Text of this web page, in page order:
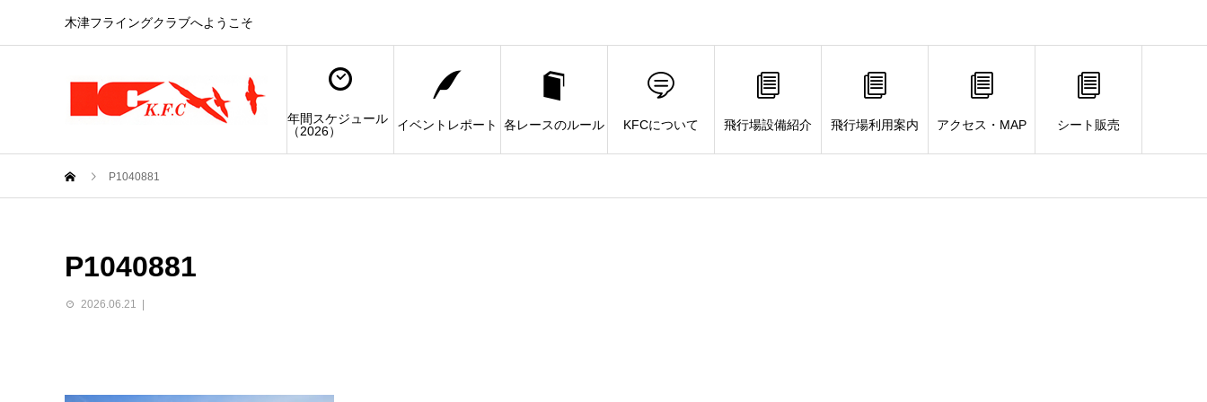
木津フライングクラブへようこそ
年間スケジュール
（2026）
イベントレポート 各レースのルール KFCについて 飛行場設備紹介 飛行場利用案内 アクセス・MAP シート販売
P1040881
P1040881
2026.06.21